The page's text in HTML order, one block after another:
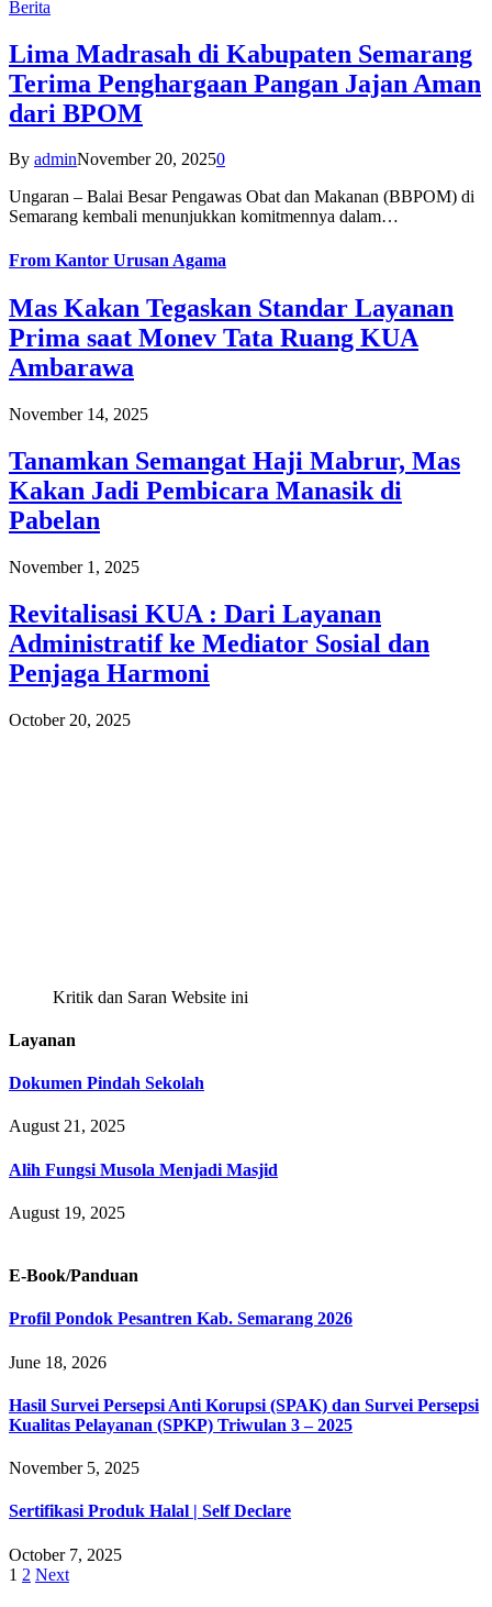
Berita
Lima Madrasah di Kabupaten Semarang
Terima Penghargaan Pangan Jajan Aman
dari BPOM
By adminNovember 20, 20250
Ungaran – Balai Besar Pengawas Obat dan Makanan (BBPOM) di
Semarang kembali menunjukkan komitmennya dalam…
From Kantor Urusan Agama
Mas Kakan Tegaskan Standar Layanan
Prima saat Monev Tata Ruang KUA
Ambarawa
November 14, 2025
Tanamkan Semangat Haji Mabrur, Mas
Kakan Jadi Pembicara Manasik di
Pabelan
November 1, 2025
Revitalisasi KUA : Dari Layanan
Administratif ke Mediator Sosial dan
Penjaga Harmoni
October 20, 2025
Kritik dan Saran Website ini
Layanan
Dokumen Pindah Sekolah
August 21, 2025
Alih Fungsi Musola Menjadi Masjid
August 19, 2025
E-Book/Panduan
Profil Pondok Pesantren Kab. Semarang 2026
June 18, 2026
Hasil Survei Persepsi Anti Korupsi (SPAK) dan Survei Persepsi
Kualitas Pelayanan (SPKP) Triwulan 3 – 2025
November 5, 2025
Sertifikasi Produk Halal | Self Declare
October 7, 2025
1 2 Next